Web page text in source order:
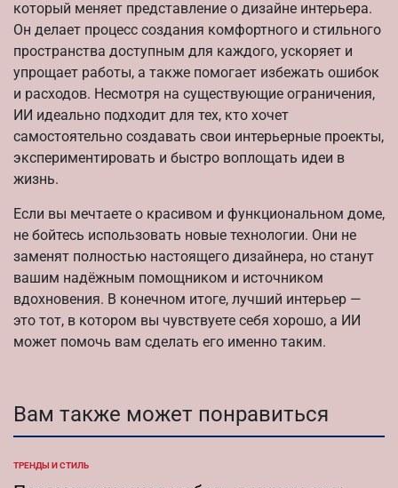
который меняет представление о дизайне интерьера.
Он делает процесс создания комфортного и стильного
пространства доступным для каждого, ускоряет и
упрощает работы, а также помогает избежать ошибок
и расходов. Несмотря на существующие ограничения,
ИИ идеально подходит для тех, кто хочет
самостоятельно создавать свои интерьерные проекты,
экспериментировать и быстро воплощать идеи в
жизнь.
Если вы мечтаете о красивом и функциональном доме,
не бойтесь использовать новые технологии. Они не
заменят полностью настоящего дизайнера, но станут
вашим надёжным помощником и источником
вдохновения. В конечном итоге, лучший интерьер —
это тот, в котором вы чувствуете себя хорошо, а ИИ
может помочь вам сделать его именно таким.
Вам также может понравиться
ОПУБЛИКОВАНО
В
ТРЕНДЫ И СТИЛЬ